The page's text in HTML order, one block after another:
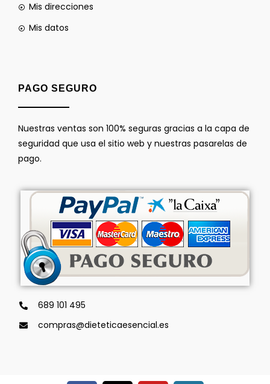
Mis direcciones
Mis datos
PAGO SEGURO
Nuestras ventas son 100% seguras gracias a la capa de
seguridad que usa el sitio web y nuestras pasarelas de
pago.
689 101 495
compras@dieteticaesencial.es